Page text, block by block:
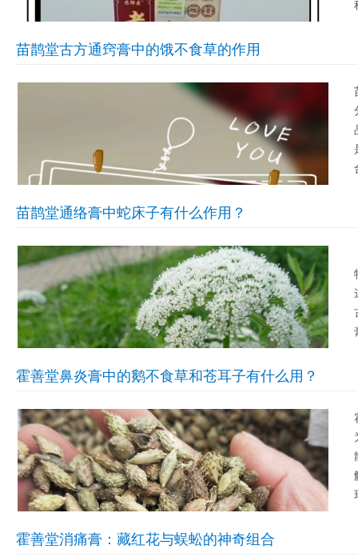
苗鹊堂古方通窍膏中的饿不食草的作用
苗鹊堂通络膏中蛇床子有什么作用？
霍善堂鼻炎膏中的鹅不食草和苍耳子有什么用？
霍善堂消痛膏：藏红花与蜈蚣的神奇组合